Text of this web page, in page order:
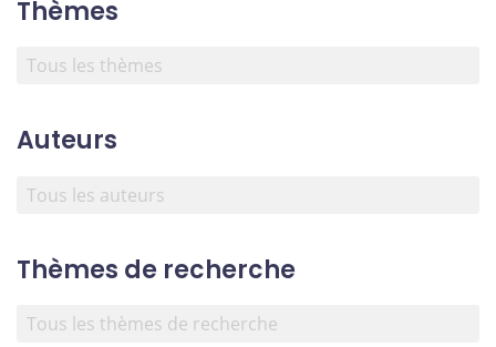
Thèmes
Auteurs
Thèmes de recherche